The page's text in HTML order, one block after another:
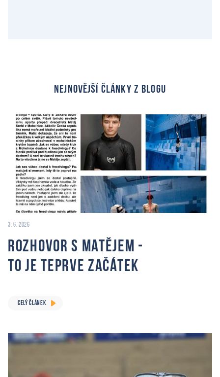
nejnovější články z blogu
3. 6. 2026
Rozhovor s Matějem -
to je teprve začátek
CELÝ ČLÁNEK